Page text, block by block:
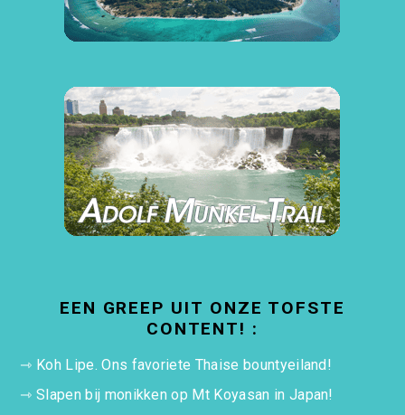
EEN GREEP UIT ONZE TOFSTE
CONTENT! :
⇾ Koh Lipe. Ons favoriete Thaise bountyeiland!
⇾Slapen bij monikken op Mt Koyasan in Japan!